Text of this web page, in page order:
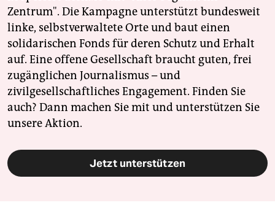
Zentrum". Die Kampagne unterstützt bundesweit
linke, selbstverwaltete Orte und baut einen
solidarischen Fonds für deren Schutz und Erhalt
auf. Eine offene Gesellschaft braucht guten, frei
zugänglichen Journalismus – und
zivilgesellschaftliches Engagement. Finden Sie
auch? Dann machen Sie mit und unterstützen Sie
unsere Aktion.
Jetzt unterstützen